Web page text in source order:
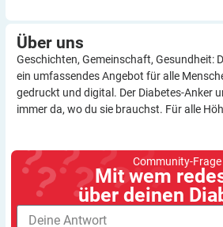
Über uns
Geschichten, Gemeinschaft, Gesundheit:
ein umfassendes Angebot für alle
gedruckt und digital. Der Diabetes-Anker
immer da, wo du sie brauchst. Für alle
Community-Frage
Mit wem
über deinen